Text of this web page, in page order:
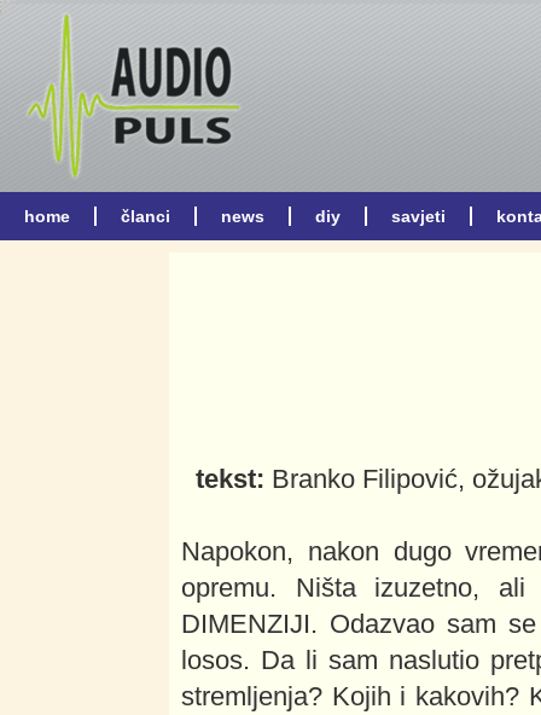
tekst: Branko Filipović,
Napokon, nakon dugo
opremu. Ništa izuzetno,
DIMENZIJI. Odazvao sam
losos. Da li sam naslutio
stremljenja? Kojih i kakovih?